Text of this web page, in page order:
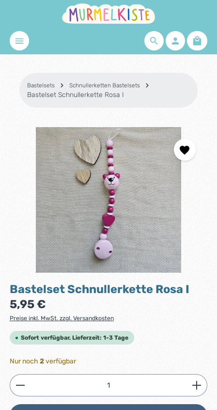
Zum Hauptinhalt springen
Bastelsets Schnullerketten Bastelsets
Bastelset Schnullerkette Rosa I
Bildergalerie überspringen
Bastelset Schnullerkette Rosa I
Regulärer Preis:
5,95 €
Preise inkl. MwSt. zzgl. Versandkosten
Sofort verfügbar, Lieferzeit: 1-3 Tage
Nur noch 2verfügbar
Produkt Anzahl: Gib den gewünschten Wert ein